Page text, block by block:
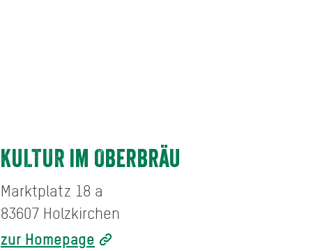
KULTUR im Oberbräu
Marktplatz 18 a
83607 Holzkirchen
zur Homepage